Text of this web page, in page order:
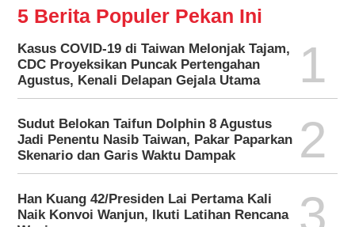
5 Berita Populer Pekan Ini
Kasus COVID-19 di Taiwan Melonjak Tajam,
CDC Proyeksikan Puncak Pertengahan
Agustus, Kenali Delapan Gejala Utama
1
Sudut Belokan Taifun Dolphin 8 Agustus
Jadi Penentu Nasib Taiwan, Pakar Paparkan
Skenario dan Garis Waktu Dampak
2
Han Kuang 42/Presiden Lai Pertama Kali
Naik Konvoi Wanjun, Ikuti Latihan Rencana
3